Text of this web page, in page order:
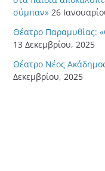
σύμπαν» 26
Θέατρο Παραμυθίας:
13 Δεκεμβρίου, 2025
Θέατρο Νέος
Δεκεμβρίου, 2025